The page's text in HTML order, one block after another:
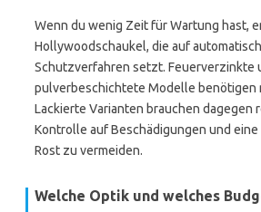
Wenn du wenig Zeit für Wartung hast,
Hollywoodschaukel, die auf
Schutzverfahren setzt. Feuerverzinkte
pulverbeschichtete Modelle benötigen
Lackierte Varianten brauchen dagegen
Kontrolle auf Beschädigungen und eine
Rost zu vermeiden.
Welche Optik und welches